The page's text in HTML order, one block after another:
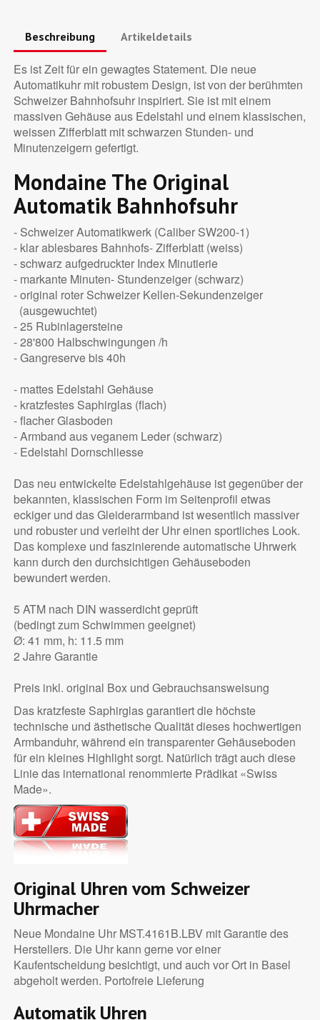
Beschreibung Artikeldetails
Es ist Zeit für ein gewagtes Statement. Die neue
Automatikuhr mit robustem Design, ist von der berühmten
Schweizer Bahnhofsuhr inspiriert. Sie ist mit einem
massiven Gehäuse aus Edelstahl und einem klassischen,
weissen Zifferblatt mit schwarzen Stunden- und
Minutenzeigern gefertigt.
Mondaine The Original
Automatik Bahnhofsuhr
- Schweizer Automatikwerk (Caliber SW200-1)
- klar ablesbares Bahnhofs- Zifferblatt (weiss)
- schwarz aufgedruckter Index Minutierie
- markante Minuten- Stundenzeiger (schwarz)
- original roter Schweizer Kellen-Sekundenzeiger
(ausgewuchtet)
- 25 Rubinlagersteine
- 28'800 Halbschwingungen /h
- Gangreserve bis 40h
- mattes Edelstahl Gehäuse
- kratzfestes Saphirglas (flach)
- flacher Glasboden
- Armband aus veganem Leder (schwarz)
- Edelstahl Dornschliesse
Das neu entwickelte Edelstahlgehäuse ist gegenüber der
bekannten, klassischen Form im Seitenprofil etwas
eckiger und das Gleiderarmband ist wesentlich massiver
und robuster und verleiht der Uhr einen sportliches Look.
Das komplexe und faszinierende automatische Uhrwerk
kann durch den durchsichtigen Gehäuseboden
bewundert werden.
5 ATM nach DIN wasserdicht geprüft
(bedingt zum Schwimmen geeignet)
Ø: 41 mm, h: 11.5 mm
2 Jahre Garantie
Preis inkl. original Box und Gebrauchsansweisung
Das kratzfeste Saphirglas garantiert die höchste
technische und ästhetische Qualität dieses hochwertigen
Armbanduhr, während ein transparenter Gehäuseboden
für ein kleines Highlight sorgt. Natürlich trägt auch diese
Linie das international renommierte Prädikat «Swiss
Made».
Original Uhren vom Schweizer
Uhrmacher
Neue Mondaine Uhr MST.4161B.LBV mit Garantie des
Herstellers. Die Uhr kann gerne vor einer
Kaufentscheidung besichtigt, und auch vor Ort in Basel
abgeholt werden. Portofreie Lieferung
Automatik Uhren